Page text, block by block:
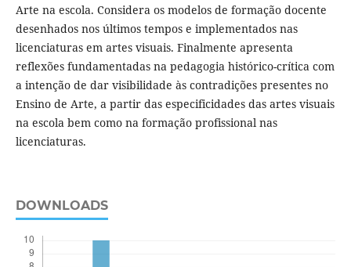
Arte na escola. Considera os modelos de formação docente
desenhados nos últimos tempos e implementados nas
licenciaturas em artes visuais. Finalmente apresenta
reflexões fundamentadas na pedagogia histórico-crítica com
a intenção de dar visibilidade às contradições presentes no
Ensino de Arte, a partir das especificidades das artes visuais
na escola bem como na formação profissional nas
licenciaturas.
DOWNLOADS